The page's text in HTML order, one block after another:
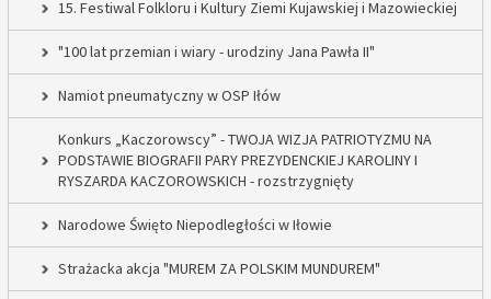
15. Festiwal Folkloru i Kultury Ziemi Kujawskiej i Mazowieckiej
"100 lat przemian i wiary - urodziny Jana Pawła II"
Namiot pneumatyczny w OSP Iłów
Konkurs „Kaczorowscy” - TWOJA WIZJA PATRIOTYZMU NA
PODSTAWIE BIOGRAFII PARY PREZYDENCKIEJ KAROLINY I
RYSZARDA KACZOROWSKICH - rozstrzygnięty
Narodowe Święto Niepodległości w Iłowie
Strażacka akcja "MUREM ZA POLSKIM MUNDUREM"